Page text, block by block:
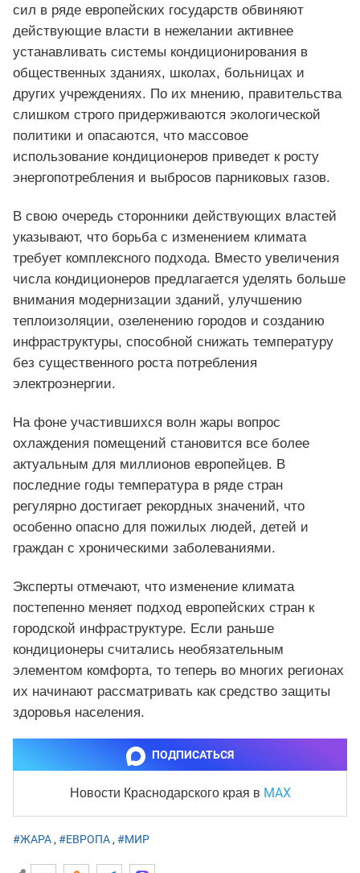
сил в ряде европейских государств обвиняют
действующие власти в нежелании активнее
устанавливать системы кондиционирования в
общественных зданиях, школах, больницах и
других учреждениях. По их мнению, правительства
слишком строго придерживаются экологической
политики и опасаются, что массовое
использование кондиционеров приведет к росту
энергопотребления и выбросов парниковых газов.
В свою очередь сторонники действующих властей
указывают, что борьба с изменением климата
требует комплексного подхода. Вместо увеличения
числа кондиционеров предлагается уделять больше
внимания модернизации зданий, улучшению
теплоизоляции, озеленению городов и созданию
инфраструктуры, способной снижать температуру
без существенного роста потребления
электроэнергии.
На фоне участившихся волн жары вопрос
охлаждения помещений становится все более
актуальным для миллионов европейцев. В
последние годы температура в ряде стран
регулярно достигает рекордных значений, что
особенно опасно для пожилых людей, детей и
граждан с хроническими заболеваниями.
Эксперты отмечают, что изменение климата
постепенно меняет подход европейских стран к
городской инфраструктуре. Если раньше
кондиционеры считались необязательным
элементом комфорта, то теперь во многих регионах
их начинают рассматривать как средство защиты
здоровья населения.
ПОДПИСАТЬСЯ
Новости Краснодарского края в MAX
#ЖАРА, #ЕВРОПА, #МИР